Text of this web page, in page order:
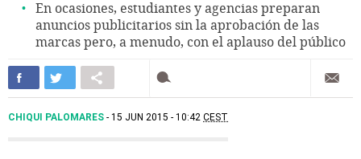
En ocasiones, estudiantes y agencias preparan
anuncios publicitarios sin la aprobación de las
marcas pero, a menudo, con el aplauso del público
CHIQUI PALOMARES 15 JUN 2015 - 10:42 CEST